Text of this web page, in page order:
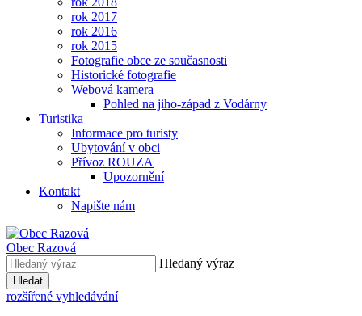
rok 2017
rok 2016
rok 2015
Fotografie obce ze současnosti
Historické fotografie
Webová kamera
Pohled na jiho-západ z Vodárny
Turistika
Informace pro turisty
Ubytování v obci
Přívoz ROUZA
Upozornění
Kontakt
Napište nám
Obec Razová
Hledaný výraz
Hledat
rozšířené vyhledávání